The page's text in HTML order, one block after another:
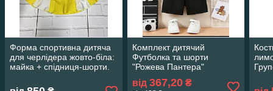
Форма спортивна дитяча
для черлідера жовто-біла:
майка + спідниця-шорти.
черлідингу
Комплект дитячий
Футболка та шорти
"Рожева Пантера"
від 367,20₴